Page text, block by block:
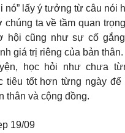
nó” lấy ý tưởng từ câu nói
chúng ta về tầm quan
hội cũng như sự cố
giá trị riêng của bản thân.
học hỏi như chưa
tiêu tốt hơn từng ngày
thân và cộng đồng.
19/09